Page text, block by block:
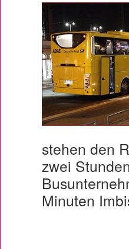
stehen den
zwei
Minuten